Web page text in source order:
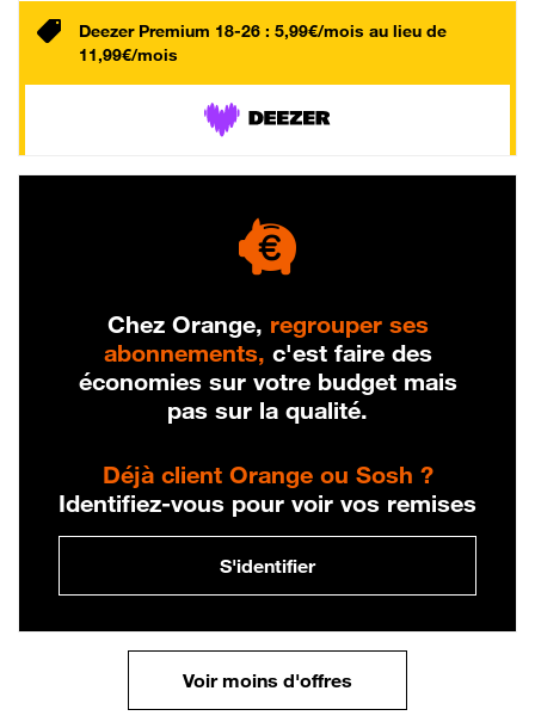
Deezer Premium 18-26 : 5,99€/mois au lieu de
11,99€/mois
Chez Orange, regrouper ses
abonnements, c'est faire des
économies sur votre budget mais
pas sur la qualité.
Déjà client Orange ou Sosh ?
Identifiez-vous pour voir vos remises
S'identifier
Voir moins d'offres